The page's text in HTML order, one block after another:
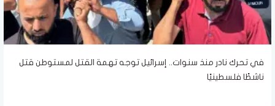
في تحرك نادر منذ سنوات.. إسرائيل توجه تهمة القتل لمستوطن قتل
ناشطًا فلسطينيًا